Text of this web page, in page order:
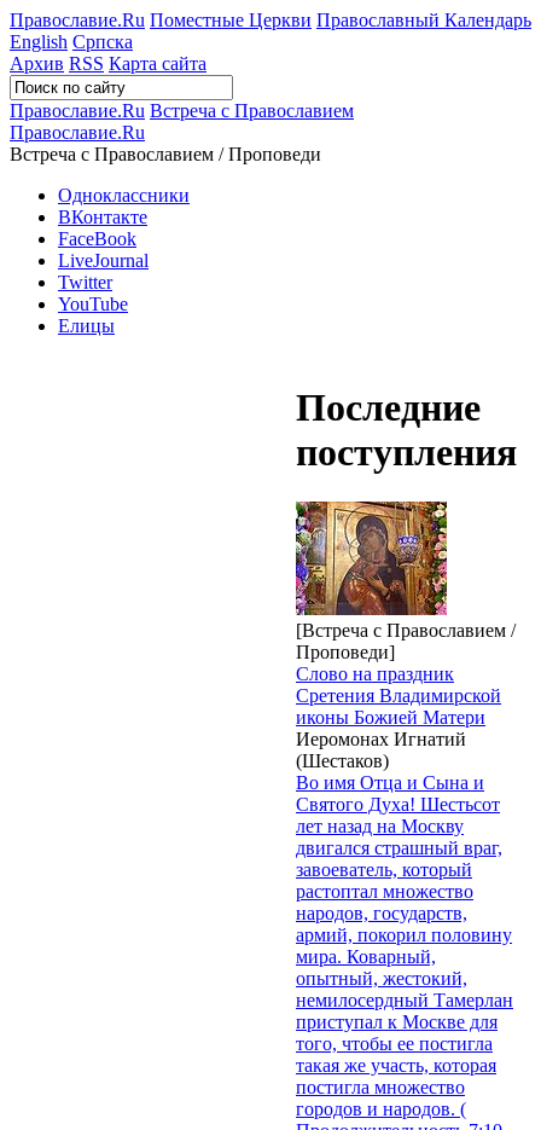
Православие.Ru Поместные Церкви Православный Календарь
English Српска
Архив RSS Карта сайта
Православие.Ru Встреча с Православием
Православие.Ru
Встреча с Православием / Проповеди
Одноклассники
ВКонтакте
FaceBook
LiveJournal
Twitter
YouTube
Елицы
Последние
поступления
[Встреча с Православием /
Проповеди]
Слово на праздник
Сретения Владимирской
иконы Божией Матери
Иеромонах Игнатий
(Шестаков)
Во имя Отца и Сына и
Святого Духа! Шестьсот
лет назад на Москву
двигался страшный враг,
завоеватель, который
растоптал множество
народов, государств,
армий, покорил половину
мира. Коварный,
опытный, жестокий,
немилосердный Тамерлан
приступал к Москве для
того, чтобы ее постигла
такая же участь, которая
постигла множество
городов и народов. (